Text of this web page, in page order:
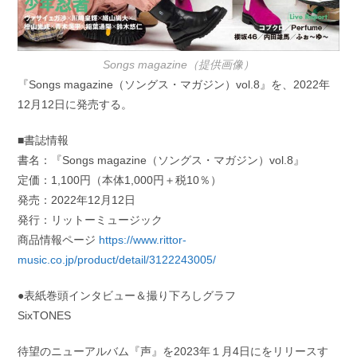
Songs magazine（提供画像）
『Songs magazine（ソングス・マガジン）vol.8』を、2022年
12月12日に発売する。
■書誌情報
書名：『Songs magazine（ソングス・マガジン）vol.8』
定価：1,100円（本体1,000円＋税10％）
発売：2022年12月12日
発行：リットーミュージック
商品情報ページ https://www.rittor-
music.co.jp/product/detail/3122243005/
●表紙巻頭インタビュー＆撮り下ろしグラフ
SixTONES
待望のニューアルバム『声』を2023年１月4日にをリリースす